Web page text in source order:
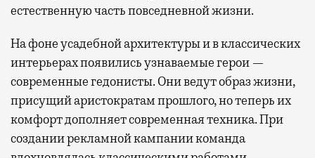
естественную часть повседневной жизни.
На фоне усадебной архитектуры и в классических
интерьерах появились узнаваемые герои —
современные гедонисты. Они ведут образ жизни,
присущий аристократам прошлого, но теперь их
комфорт дополняет современная техника. При
создании рекламной кампании команда